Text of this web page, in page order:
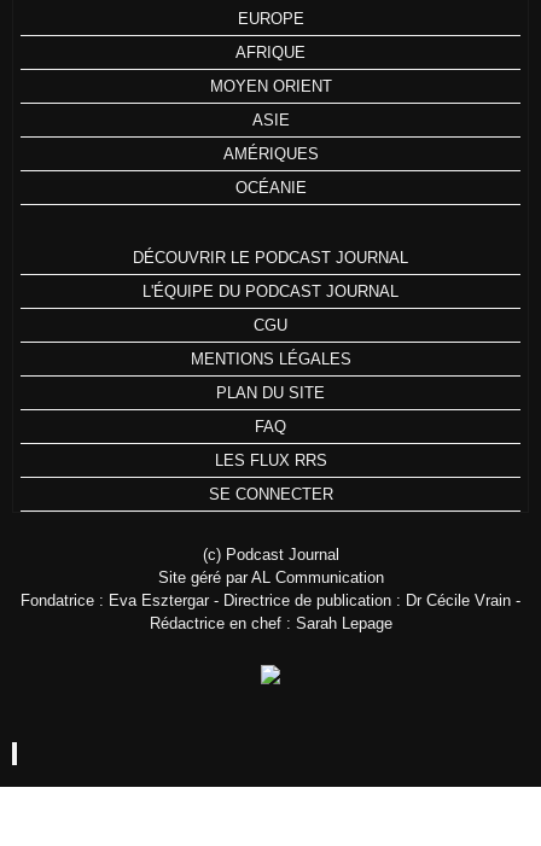
EUROPE
AFRIQUE
MOYEN ORIENT
ASIE
AMÉRIQUES
OCÉANIE
DÉCOUVRIR LE PODCAST JOURNAL
L'ÉQUIPE DU PODCAST JOURNAL
CGU
MENTIONS LÉGALES
PLAN DU SITE
FAQ
LES FLUX RRS
SE CONNECTER
(c) Podcast Journal
Site géré par AL Communication
Fondatrice : Eva Esztergar - Directrice de publication : Dr Cécile Vrain -
Rédactrice en chef : Sarah Lepage